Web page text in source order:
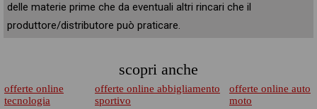
delle materie prime che da eventuali altri rincari che il
produttore/distributore può praticare.
scopri anche
offerte online
tecnologia
offerte online abbigliamento
sportivo
offerte online auto
moto